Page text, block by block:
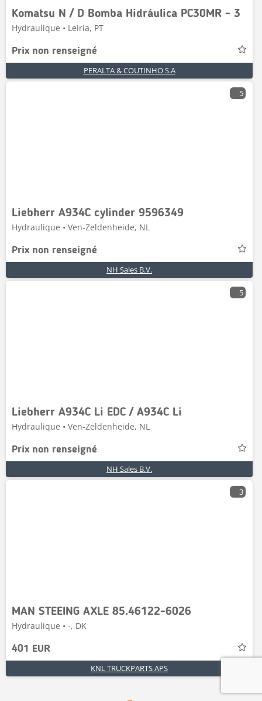
Komatsu N / D Bomba Hidráulica PC30MR - 3
Hydraulique • Leiria, PT
Prix non renseigné
PERALTA & COUTINHO S.A
5
Liebherr A934C cylinder 9596349
Hydraulique • Ven-Zeldenheide, NL
Prix non renseigné
NH Sales B.V.
5
Liebherr A934C Li EDC / A934C Li
Hydraulique • Ven-Zeldenheide, NL
Prix non renseigné
NH Sales B.V.
3
MAN STEEING AXLE 85.46122-6026
Hydraulique • -, DK
401 EUR
KNL TRUCKPARTS APS